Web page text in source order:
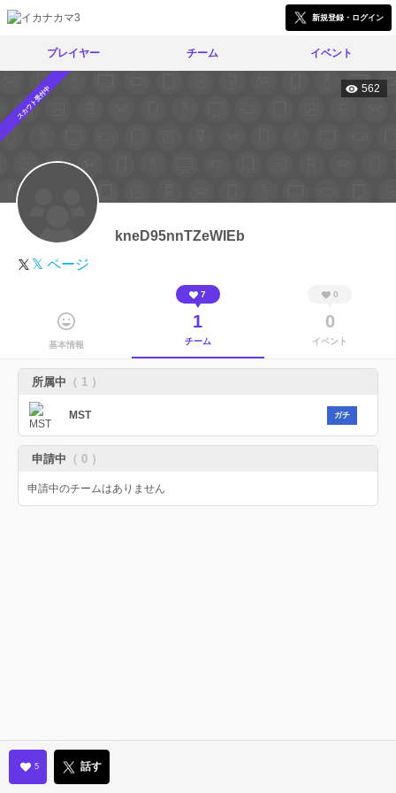
新規登録・ログイン
プレイヤー チーム イベント
スカウト受付中 562
kneD95nnTZeWIEb
𝕏 ページ
基本情報
7
1
チーム
0
0
イベント
所属中 （ 1 ）
MST ガチ
申請中 （ 0 ）
申請中のチームはありません
5 話す